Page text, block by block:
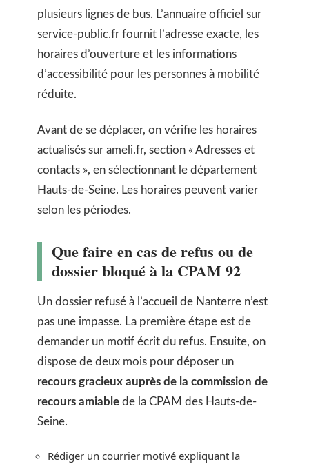
plusieurs lignes de bus. L’annuaire officiel sur
service-public.fr fournit l’adresse exacte, les
horaires d’ouverture et les informations
d’accessibilité pour les personnes à mobilité
réduite.
Avant de se déplacer, on vérifie les horaires
actualisés sur ameli.fr, section « Adresses et
contacts », en sélectionnant le département
Hauts-de-Seine. Les horaires peuvent varier
selon les périodes.
Que faire en cas de refus ou de
dossier bloqué à la CPAM 92
Un dossier refusé à l’accueil de Nanterre n’est
pas une impasse. La première étape est de
demander un motif écrit du refus. Ensuite, on
dispose de deux mois pour déposer un
recours gracieux auprès de la commission de
recours amiable de la CPAM des Hauts-de-
Seine.
Rédiger un courrier motivé expliquant la